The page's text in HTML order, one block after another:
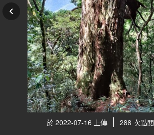
於 2022-07-16 上傳 288 次點閱